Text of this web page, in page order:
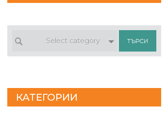
Select category
КАТЕГОРИИ